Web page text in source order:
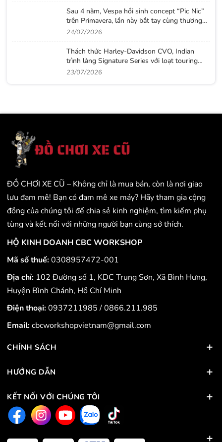
Sau 4 năm, Vespa hồi sinh concept “Pic Nic”
trên Primavera, lần này bắt tay cùng thương
hiệu thời trang Gigi
24/07/2026
Thách thức Harley-Davidson CVO, Indian
trình làng Signature Series với loạt touring
sơn thủ công cực độc
23/07/2026
ĐỒ CHƠI XE CŨ – Không chỉ là mua bán, còn là nơi giao
lưu đam mê! Bạn có đam mê xe máy? Hãy tham gia cộng
đồng của chúng tôi để chia sẻ kinh nghiệm, tìm kiếm phụ
tùng và kết nối với những người bạn cùng sở thích.
HỘ KINH DOANH CBC WORKSHOP
Mã số thuế:0308957472-001
Địa chỉ: 102 Đường số 1, KDC Trung Sơn, Xã Bình Hưng,
Huyện Bình Chánh, Hồ Chí Minh
Điện thoại:0937211985/0866.211.985
Email:cbcworkshopvietnam@gmail.com
CHÍNH SÁCH
HƯỚNG DẪN
KẾT NỐI VỚI CHÚNG TÔI